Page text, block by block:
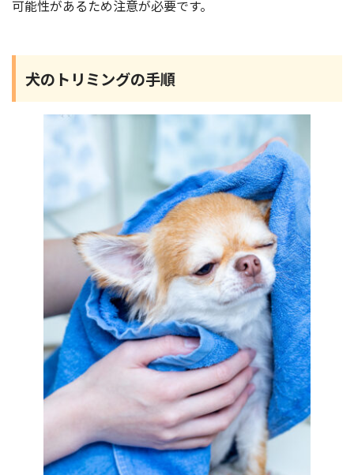
可能性があるため注意が必要です。
犬のトリミングの手順